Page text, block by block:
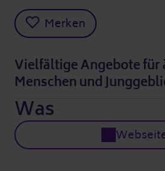
Merken
Vielfältige Angebote für
Menschen und
Was